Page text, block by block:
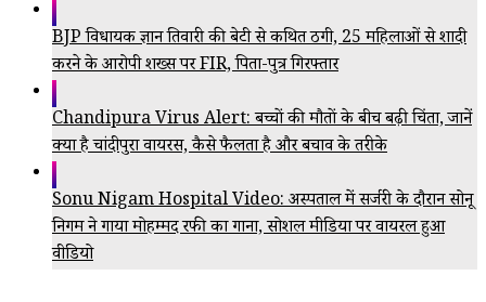
BJP विधायक ज्ञान तिवारी की बेटी से कथित ठगी, 25 महिलाओं से शादी
करने के आरोपी शख्स पर FIR, पिता-पुत्र गिरफ्तार
Chandipura Virus Alert: बच्चों की मौतों के बीच बढ़ी चिंता, जानें
क्या है चांदीपुरा वायरस, कैसे फैलता है और बचाव के तरीके
Sonu Nigam Hospital Video: अस्पताल में सर्जरी के दौरान सोनू
निगम ने गाया मोहम्मद रफी का गाना, सोशल मीडिया पर वायरल हुआ
वीडियो